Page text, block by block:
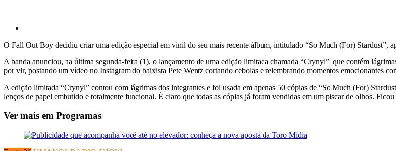
O Fall Out Boy decidiu criar uma edição especial em vinil do seu mais recente álbum, intitulado “So Much (For) Stardust”,
A banda anunciou, na última segunda-feira (1), o lançamento de uma edição limitada chamada “Crynyl”, que contém
por vir, postando um vídeo no Instagram do baixista Pete Wentz cortando cebolas e relembrando momentos emocionantes
A edição limitada “Crynyl” contou com lágrimas dos integrantes e foi usada em apenas 50 cópias de “So Much (For)
lenços de papel embutido e totalmente funcional. É claro que todas as cópias já foram vendidas em um piscar de olhos.
Ver mais em Programas